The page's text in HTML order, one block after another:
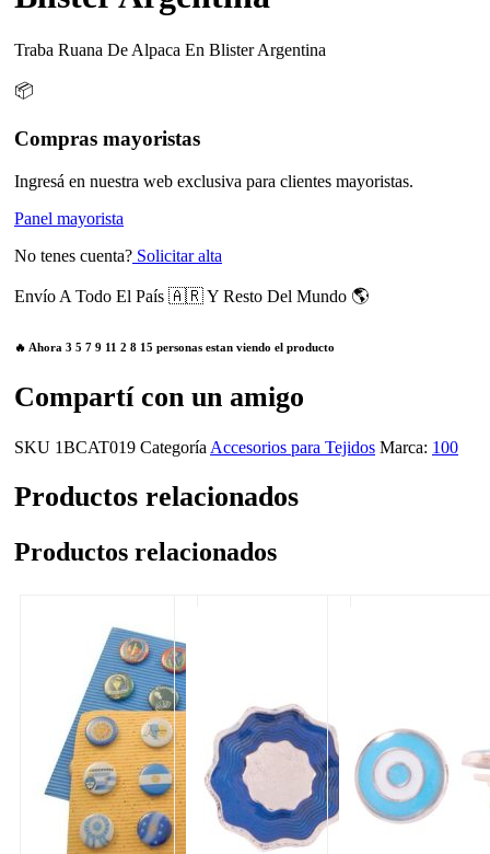
Traba Ruana De Alpaca En Blister Argentina
📦
Compras mayoristas
Ingresá en nuestra web exclusiva para clientes mayoristas.
Panel mayorista
No tenes cuenta? Solicitar alta
Envío A Todo El País 🇦🇷 Y Resto Del Mundo 🌎
🔥 Ahora 3 5 7 9 11 2 8 15 personas estan viendo el producto
Compartí con un amigo
SKU 1BCAT019 Categoría Accesorios para Tejidos Marca: 100
Productos relacionados
Productos relacionados